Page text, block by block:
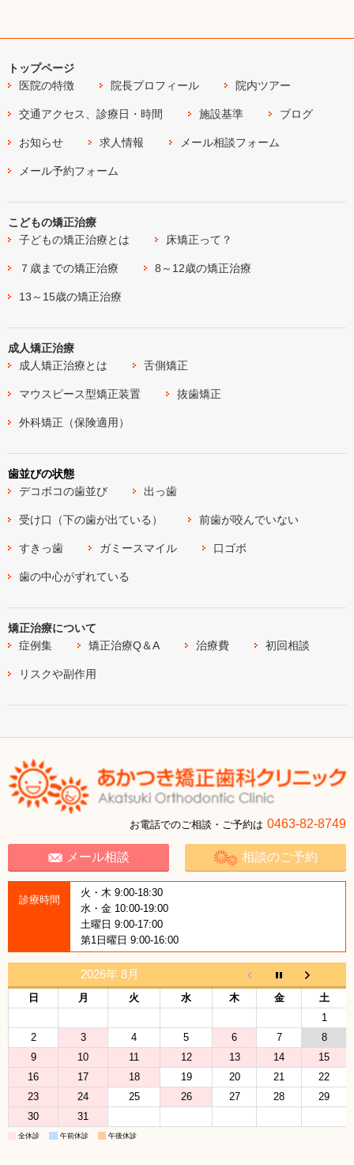
トップページ
医院の特徴
院長プロフィール 院内ツアー
交通アクセス、診療日・時間 施設基準 ブログ
お知らせ 求人情報 メール相談フォーム
メール予約フォーム
こどもの矯正治療
子どもの矯正治療とは
床矯正って？
７歳までの矯正治療 8～12歳の矯正治療
13～15歳の矯正治療
成人矯正治療
成人矯正治療とは
舌側矯正
マウスピース型矯正装置 抜歯矯正
外科矯正（保険適用）
歯並びの状態
デコボコの歯並び
出っ歯
受け口（下の歯が出ている） 前歯が咬んでいない
すきっ歯 ガミースマイル 口ゴボ
歯の中心がずれている
矯正治療について
症例集
矯正治療Q＆A 治療費 初回相談
リスクや副作用
お電話でのご相談・ご予約は 0463-82-8749
メール相談 相談のご予約
診療時間
火・木 9:00-18:30
水・金 10:00-19:00
土曜日 9:00-17:00
第1日曜日 9:00-16:00
2026年 8月
日 月 火 水 木 金
土
1
2
3 4 5 6 7
8
9
10 11 12 13 14
15
16
17 18 19 20 21
22
23
24 25 26 27 28
29
30
31
全休診 午前休診 午後休診